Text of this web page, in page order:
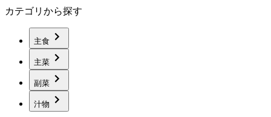
カテゴリから探す
主食
主菜
副菜
汁物